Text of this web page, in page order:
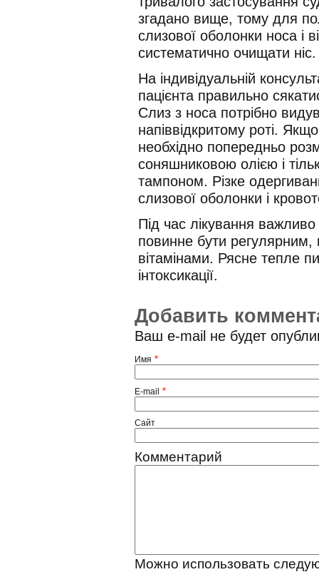
згадано вище, тому для
слизової оболонки носа і
систематично очищати ніс.
На індивідуальній
пацієнта правильно
Слиз з носа потрібно
напіввідкритому роті.
необхідно попередньо
соняшниковою олією і
тампоном. Різке
слизової оболонки і
Під час лікування
повинне бути
вітамінами. Рясне тепле
інтоксикації.
Добавить
Ваш e-mail не будет
Имя *
E-mail *
Сайт
Комментарий
Можно использовать